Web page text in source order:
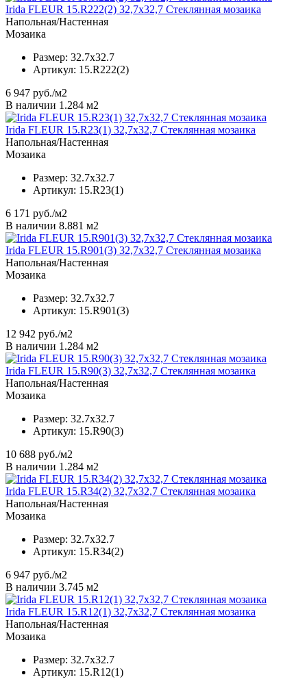
Irida FLEUR 15.R222(2) 32,7x32,7 Стеклянная мозаика
Напольная/Настенная
Мозаика
Размер: 32.7x32.7
Артикул: 15.R222(2)
6 947 руб./м2
В наличии 1.284 м2
Irida FLEUR 15.R23(1) 32,7x32,7 Стеклянная мозаика
Напольная/Настенная
Мозаика
Размер: 32.7x32.7
Артикул: 15.R23(1)
6 171 руб./м2
В наличии 8.881 м2
Irida FLEUR 15.R901(3) 32,7x32,7 Стеклянная мозаика
Напольная/Настенная
Мозаика
Размер: 32.7x32.7
Артикул: 15.R901(3)
12 942 руб./м2
В наличии 1.284 м2
Irida FLEUR 15.R90(3) 32,7x32,7 Стеклянная мозаика
Напольная/Настенная
Мозаика
Размер: 32.7x32.7
Артикул: 15.R90(3)
10 688 руб./м2
В наличии 1.284 м2
Irida FLEUR 15.R34(2) 32,7x32,7 Стеклянная мозаика
Напольная/Настенная
Мозаика
Размер: 32.7x32.7
Артикул: 15.R34(2)
6 947 руб./м2
В наличии 3.745 м2
Irida FLEUR 15.R12(1) 32,7x32,7 Стеклянная мозаика
Напольная/Настенная
Мозаика
Размер: 32.7x32.7
Артикул: 15.R12(1)